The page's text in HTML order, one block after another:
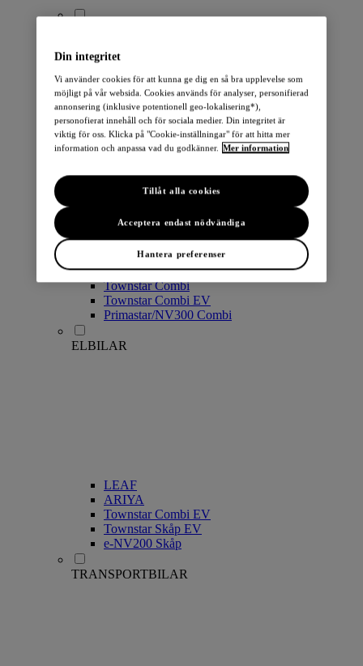
Qashqai
LEAF
ARIYA
X-Trail
Townstar Combi
Townstar Combi EV
Primastar/NV300 Combi
ELBILAR
LEAF
ARIYA
Townstar Combi EV
Townstar Skåp EV
e-NV200 Skåp
TRANSPORTBILAR
Din integritet
Vi använder cookies för att kunna ge dig en så bra upplevelse som
möjligt på vår websida. Cookies används för analyser, personifierad
annonsering (inklusive potentionell geo-lokalisering*),
personofierat innehåll och för sociala medier. Din integritet är
viktig för oss. Klicka på "Cookie-inställningar" för att hitta mer
information och anpassa vad du godkänner. Mer information
Hantera preferenser
Acceptera endast nödvändiga
Tillåt alla cookies